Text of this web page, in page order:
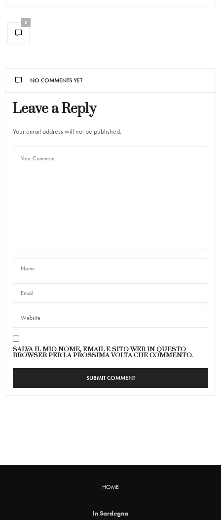
0
NO COMMENTS YET
Leave a Reply
Your email address will not be published.
SALVA IL MIO NOME, EMAIL E SITO WEB IN QUESTO
BROWSER PER LA PROSSIMA VOLTA CHE COMMENTO.
HOME
In Sardegna